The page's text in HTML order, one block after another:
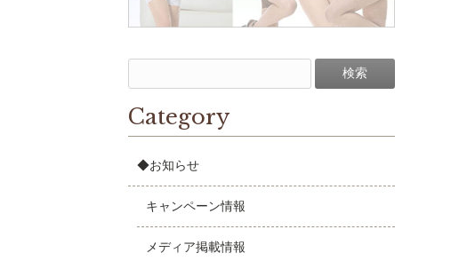
Category
◆お知らせ
キャンペーン情報
メディア掲載情報